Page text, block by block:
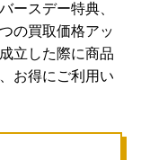
ースデー特典、
の買取価格アッ
立した際に商品
お得にご利用い